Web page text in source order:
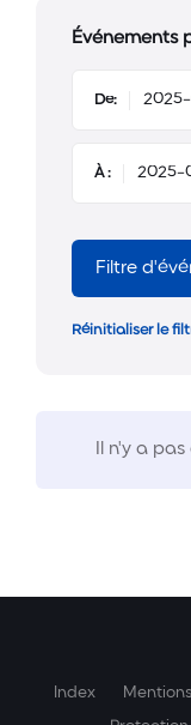
Événements
De:
À :
Filtre
Réinitialiser le
Il n'y a
Index